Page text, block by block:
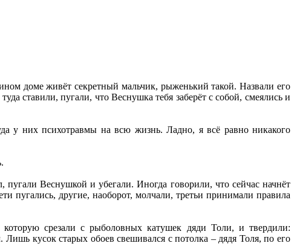
доме живёт секретный мальчик, рыженький такой. Назвали его
ставили, пугали, что Веснушка тебя заберёт с собой, смеялись и
них психотравмы на всю жизнь. Ладно, я всё равно никакого
Веснушкой и убегали. Иногда говорили, что сейчас начнёт
пугались, другие, наоборот, молчали, третьи принимали правила
срезали с рыболовных катушек дяди Толи, и твердили:
кусок старых обоев свешивался с потолка – дядя Толя, по его